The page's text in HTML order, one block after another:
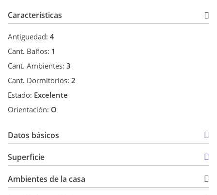
ACEPTA PERMUTA Cosnultenos
¡Llámenos para conocer más en detalle esta propiedad!
Email:
Sol Conde Negocios Inmobiliarios
Características
Antiguedad: 4
Cant. Baños: 1
Cant. Ambientes: 3
Cant. Dormitorios: 2
Estado: Excelente
Orientación: O
Datos básicos
Venta
USD 75.000
Superficie
122 m2
Ambientes de la casa